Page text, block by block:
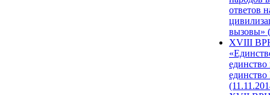
ответов
вызовы»
XVIII
единство
единство